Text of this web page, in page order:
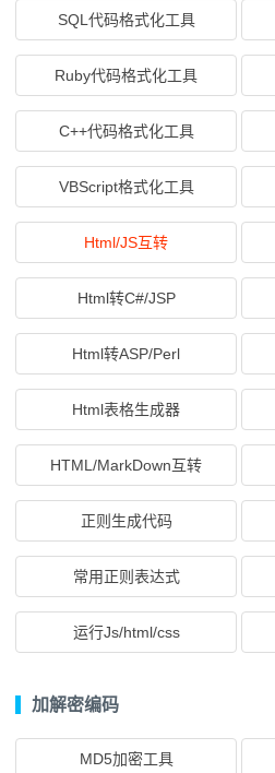
SQL代码格式化工具
Ruby代码格式化工具
C++代码格式化工具
VBScript格式化工具
Html/JS互转
Html转C#/JSP
Html转ASP/Perl
Html表格生成器
HTML/MarkDown互转
正则生成代码
常用正则表达式
运行Js/html/css
加解密编码
MD5加密工具